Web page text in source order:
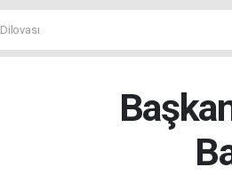
Dilovası